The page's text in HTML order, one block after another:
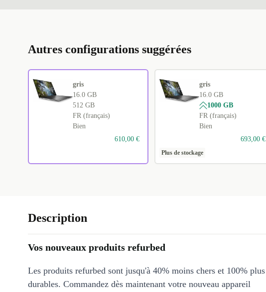
Autres configurations suggérées
gris
16.0 GB
512 GB
FR (français)
Bien
610,00 €
gris
16.0 GB
1000 GB
FR (français)
Bien
693,00 €
Plus de stockage
Description
Vos nouveaux produits refurbed
Les produits refurbed sont jusqu'à 40% moins chers et 100% plus
durables. Commandez dès maintenant votre nouveau appareil